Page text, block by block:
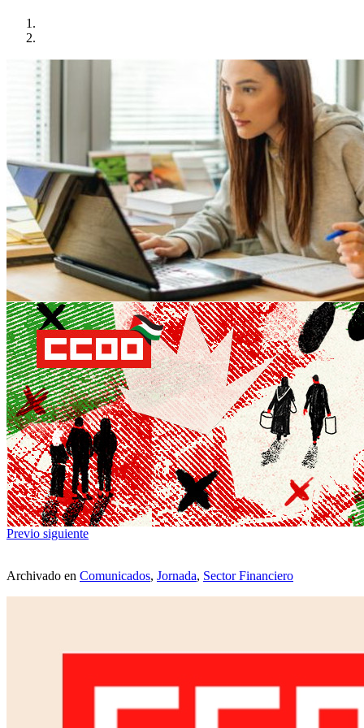
Previo siguiente
Archivado en Comunicados, Jornada, Sector Financiero